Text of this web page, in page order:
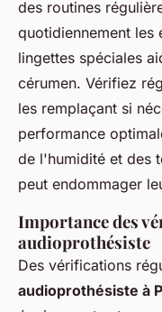
des routines
quotidiennement les
lingettes spéciales
cérumen. Vérifiez
les remplaçant si
performance
de l'humidité et des
peut endommager
Importance des
audioprothésiste
Des vérifications
audioprothésiste à